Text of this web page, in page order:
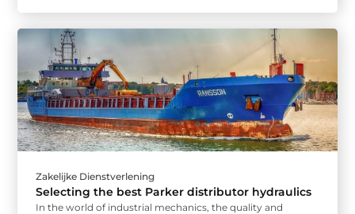
Zakelijke Dienstverlening
Selecting the best Parker distributor hydraulics
In the world of industrial mechanics, the quality and